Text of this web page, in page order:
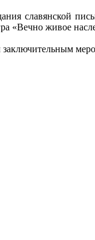
славянской
«Вечно живое
заключительным